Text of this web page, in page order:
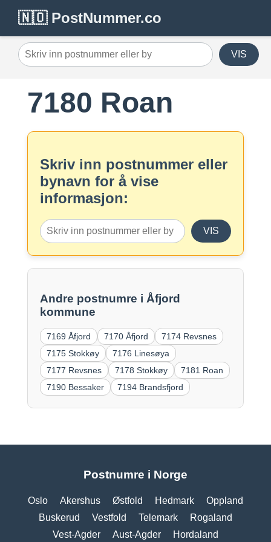
🇳🇴 PostNummer.co
VIS
7180 Roan
Skriv inn postnummer eller
bynavn for å vise
informasjon:
VIS
Andre postnumre i Åfjord
kommune
7169 Åfjord 7170 Åfjord
7174 Revsnes
7175 Stokkøy
7176 Linesøya
7177 Revsnes
7178 Stokkøy
7181 Roan
7190 Bessaker
7194 Brandsfjord
Postnumre i Norge
Oslo Akershus Østfold Hedmark
Oppland
Buskerud
Vestfold Telemark
Rogaland
Vest-Agder
Aust-Agder Hordaland